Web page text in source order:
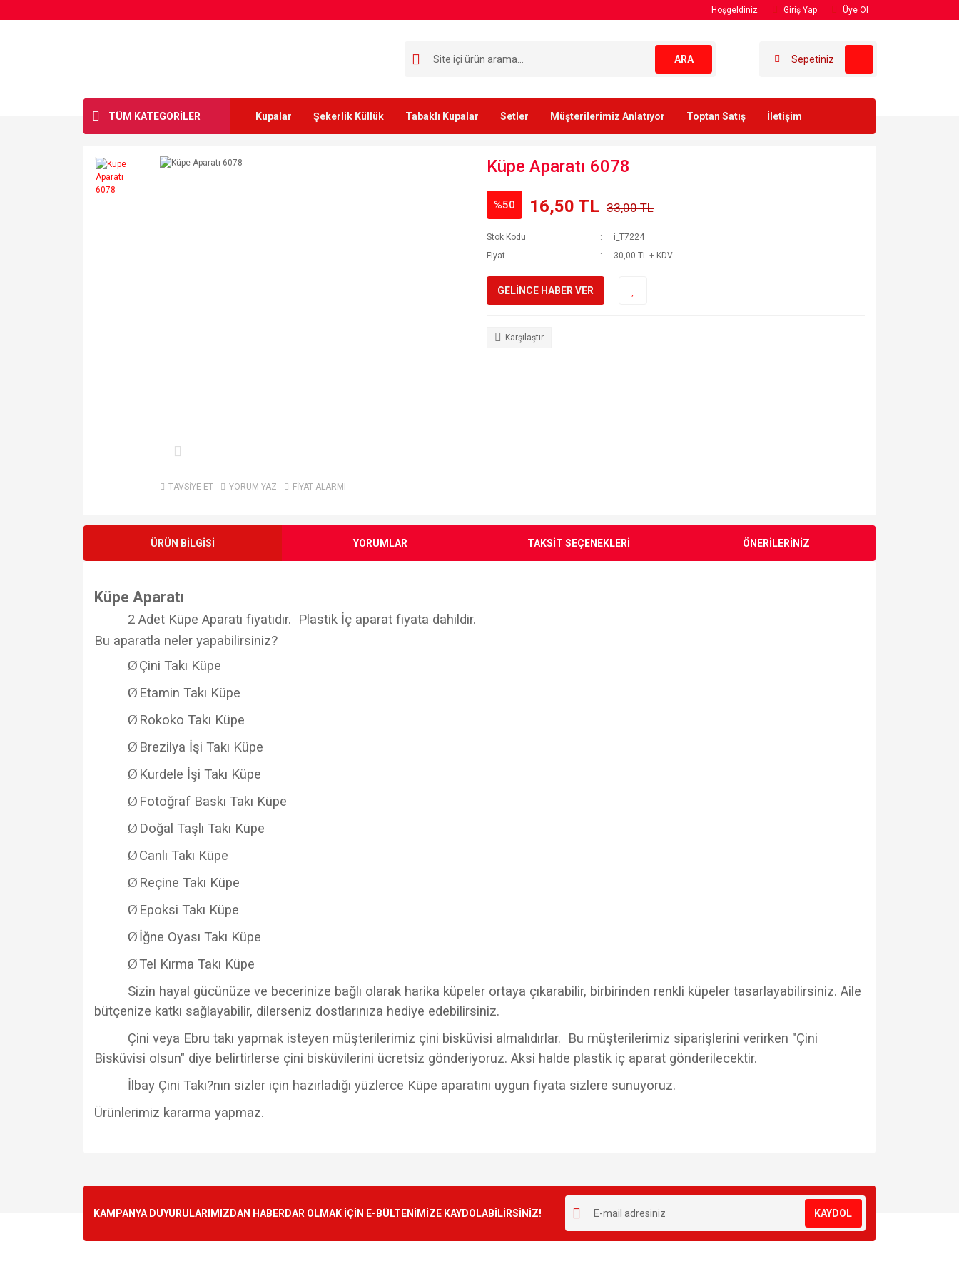
Hoşgeldiniz Giriş Yap Üye Ol
ARA Sepetiniz
TÜM KATEGORİLER Kupalar Şekerlik Küllük Tabaklı Kupalar Setler Müşterilerimiz Anlatıyor Toptan Satış İletişim
TAVSİYE ET YORUM YAZ FİYAT ALARMI
Küpe Aparatı 6078
%50 16,50 TL 33,00 TL
Stok Kodu
i_T7224
Fiyat
30,00 TL + KDV
GELİNCE HABER VER
Karşılaştır
ÜRÜN BİLGİSİ YORUMLAR TAKSİT SEÇENEKLERİ ÖNERİLERİNİZ
Küpe Aparatı
2 Adet Küpe Aparatı fiyatıdır. Plastik İç aparat fiyata dahildir.
Bu aparatla neler yapabilirsiniz?
ØÇini Takı Küpe
Ø Etamin Takı Küpe
Ø Rokoko Takı Küpe
Ø Brezilya İşi Takı Küpe
Ø Kurdele İşi Takı Küpe
Ø Fotoğraf Baskı Takı Küpe
Ø Doğal Taşlı Takı Küpe
ØCanlı Takı Küpe
Ø Reçine Takı Küpe
Ø Epoksi Takı Küpe
Øİğne Oyası Takı Küpe
ØTel Kırma Takı Küpe
Sizin hayal gücünüze ve becerinize bağlı olarak harika küpeler ortaya çıkarabilir, birbirinden renkli küpeler tasarlayabilirsiniz. Aile
bütçenize katkı sağlayabilir, dilerseniz dostlarınıza hediye edebilirsiniz.
Çini veya Ebru takı yapmak isteyen müşterilerimiz çini bisküvisi almalıdırlar. Bu müşterilerimiz siparişlerini verirken "Çini
Bisküvisi olsun" diye belirtirlerse çini bisküvilerini ücretsiz gönderiyoruz. Aksi halde plastik iç aparat gönderilecektir.
İlbay Çini Takı?nın sizler için hazırladığı yüzlerce Küpe aparatını uygun fiyata sizlere sunuyoruz.
Ürünlerimiz kararma yapmaz.
Ürün resmi kalitesiz, bozuk veya görüntülenemiyor.
KAMPANYA DUYURULARIMIZDAN HABERDAR OLMAK İÇİN E-BÜLTENİMİZE KAYDOLABİLİRSİNİZ! KAYDOL